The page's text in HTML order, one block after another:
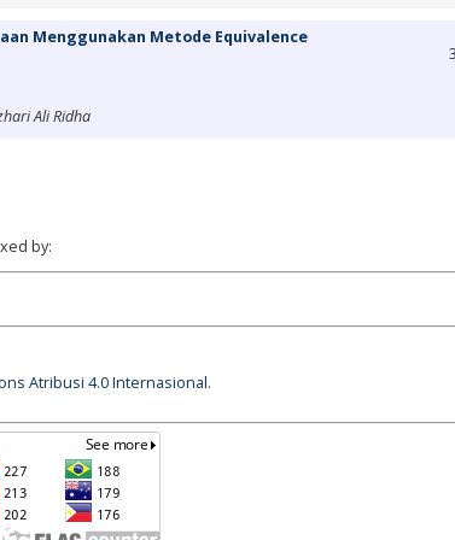
Menggunakan Metode Equivalence
Ali Ridha
by:
Atribusi 4.0 Internasional.